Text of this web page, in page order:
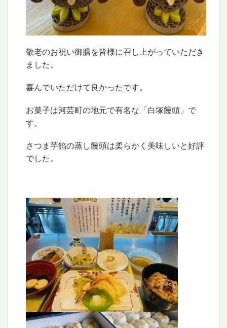
敬老のお祝い御膳を皆様に召し上がっていただき
ました。
喜んでいただけて良かったです。
お菓子は河芸町の地元で有名な「白塚饅頭」で
す。
さつま芋餡の蒸し饅頭は柔らかく美味しいと好評
でした。